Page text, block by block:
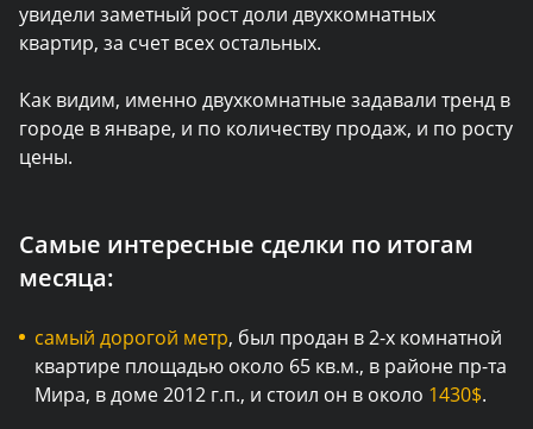
увидели заметный рост доли двухкомнатных
квартир, за счет всех остальных.
Как видим, именно двухкомнатные задавали тренд в
городе в январе, и по количеству продаж, и по росту
цены.
Самые интересные сделки по итогам
месяца:
самый дорогой метр, был продан в 2-х комнатной
квартире площадью около 65 кв.м., в районе пр-та
Мира, в доме 2012 г.п., и стоил он в около 1430$.